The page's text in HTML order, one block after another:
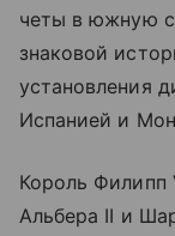
четы в южную
знаковой
установления
Испанией и
Король Филипп
Альбера II и